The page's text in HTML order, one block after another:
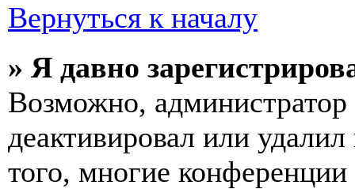
Вернуться к началу
» Я давно
Возможно,
деактивировал или
того, многие